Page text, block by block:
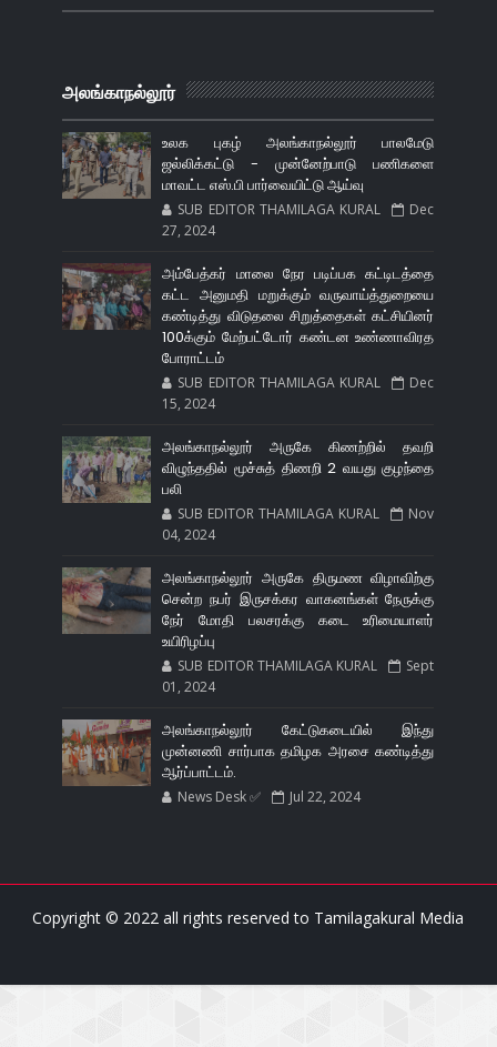
அலங்காநல்லூர்
உலக புகழ் அலங்காநல்லூர் பாலமேடு
ஜல்லிக்கட்டு - முன்னேற்பாடு பணிகளை
மாவட்ட எஸ்.பி பார்வையிட்டு ஆய்வு
SUB EDITOR THAMILAGA KURAL
Dec
27, 2024
அம்பேத்கர் மாலை நேர படிப்பக கட்டிடத்தை
கட்ட அனுமதி மறுக்கும் வருவாய்த்துறையை
கண்டித்து விடுதலை சிறுத்தைகள் கட்சியினர்
100க்கும் மேற்பட்டோர் கண்டன உண்ணாவிரத
போராட்டம்
SUB EDITOR THAMILAGA KURAL
Dec
15, 2024
அலங்காநல்லூர் அருகே கிணற்றில் தவறி
விழுந்ததில் மூச்சுத் திணறி 2 வயது குழந்தை
பலி
SUB EDITOR THAMILAGA KURAL
Nov
04, 2024
அலங்காநல்லூர் அருகே திருமண விழாவிற்கு
சென்ற நபர் இருசக்கர வாகனங்கள் நேருக்கு
நேர் மோதி பலசரக்கு கடை உரிமையாளர்
உயிரிழப்பு
SUB EDITOR THAMILAGA KURAL
Sept
01, 2024
அலங்காநல்லூர் கேட்டுகடையில் இந்து
முன்னணி சார்பாக தமிழக அரசை கண்டித்து
ஆர்ப்பாட்டம்.
News Desk ✅ Jul 22, 2024
Copyright © 2022 all rights reserved to Tamilagakural Media